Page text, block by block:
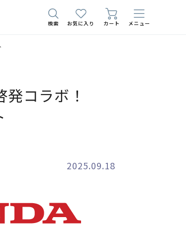
検索 お気に入り カート メニュー
コラボ！
2025.09.18